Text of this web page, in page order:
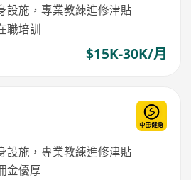
設施，專業教練進修津貼
職培訓
$15K-30K/月
設施，專業教練進修津貼
金優厚